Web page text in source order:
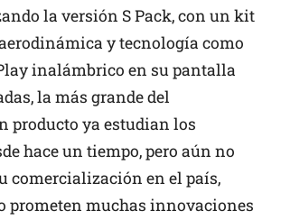
la versión S Pack, con un kit
y tecnología como
inalámbrico en su pantalla
la más grande del
producto ya estudian los
hace un tiempo, pero aún no
comercialización en el país,
prometen muchas innovaciones